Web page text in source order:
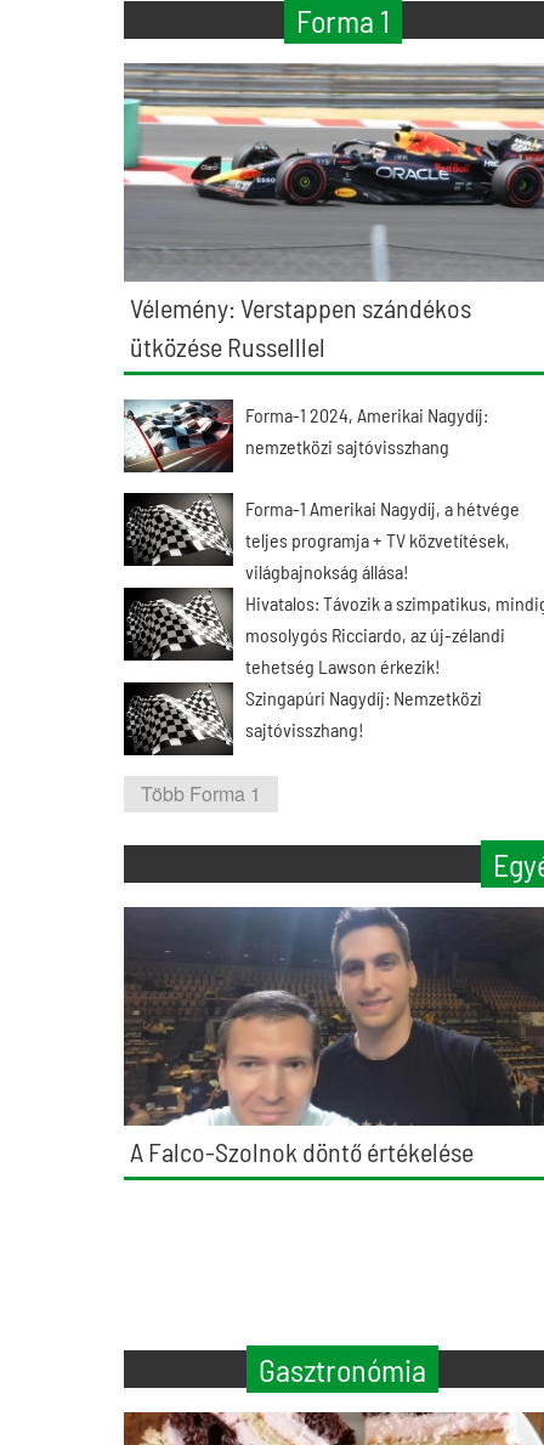
Forma 1
Vélemény: Verstappen szándékos
ütközése Russelllel
Forma-1 2024, Amerikai Nagydíj:
nemzetközi sajtóvisszhang
Forma-1 Amerikai Nagydíj, a hétvége
teljes programja + TV közvetítések,
világbajnokság állása!
Hivatalos: Távozik a szimpatikus,
mosolygós Ricciardo, az új-zélandi
tehetség Lawson érkezik!
Szingapúri Nagydíj: Nemzetközi
sajtóvisszhang!
Több Forma 1
A Falco-Szolnok döntő értékelése
Gasztronómia